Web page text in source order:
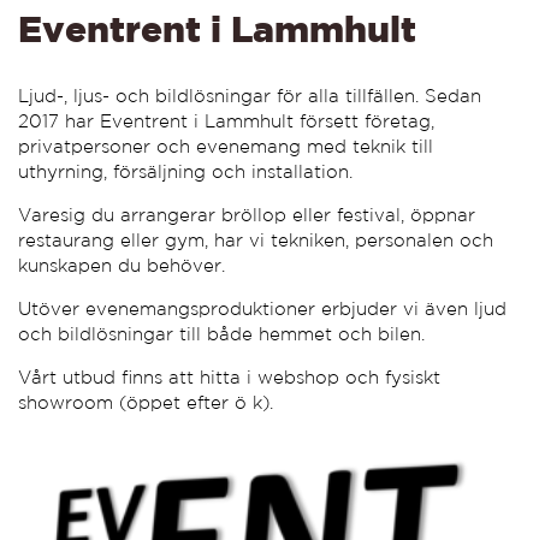
Eventrent i Lammhult
Ljud-, ljus- och bildlösningar för alla tillfällen. Sedan
2017 har Eventrent i Lammhult försett företag,
privatpersoner och evenemang med teknik till
uthyrning, försäljning och installation.
Varesig du arrangerar bröllop eller festival, öppnar
restaurang eller gym, har vi tekniken, personalen och
kunskapen du behöver.
Utöver evenemangsproduktioner erbjuder vi även ljud
och bildlösningar till både hemmet och bilen.
Vårt utbud finns att hitta i webshop och fysiskt
showroom (öppet efter ö k).